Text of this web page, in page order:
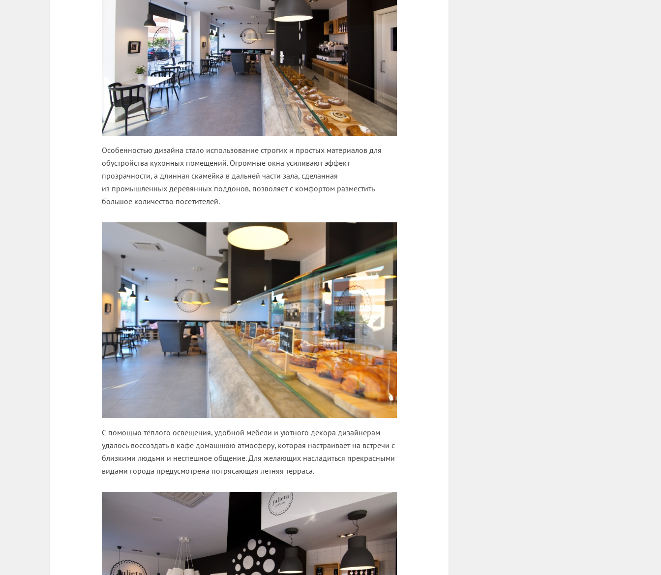
Особенностью дизайна стало использование строгих и простых материалов для
обустройства кухонных помещений. Огромные окна усиливают эффект
прозрачности, а длинная скамейка в дальней части зала, сделанная
из промышленных деревянных поддонов, позволяет с комфортом разместить
большое количество посетителей.
С помощью тёплого освещения, удобной мебели и уютного декора дизайнерам
удалось воссоздать в кафе домашнюю атмосферу, которая настраивает на встречи с
близкими людьми и неспешное общение. Для желающих насладиться прекрасными
видами города предусмотрена потрясающая летняя терраса.